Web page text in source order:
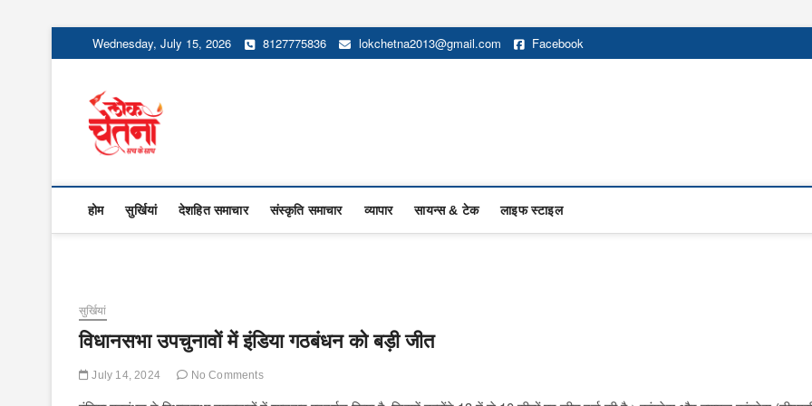
to
Wednesday, July 15, 2026 8127775836 lokchetna2013@gmail.com Facebook
होम सुर्खियां देशहित समाचार संस्कृति समाचार व्यापार सायन्स & टेक लाइफ स्टाइल
सुर्खियां
विधानसभा उपचुनावों में इंडिया गठबंधन को बड़ी जीत
July 14, 2024 No Comments